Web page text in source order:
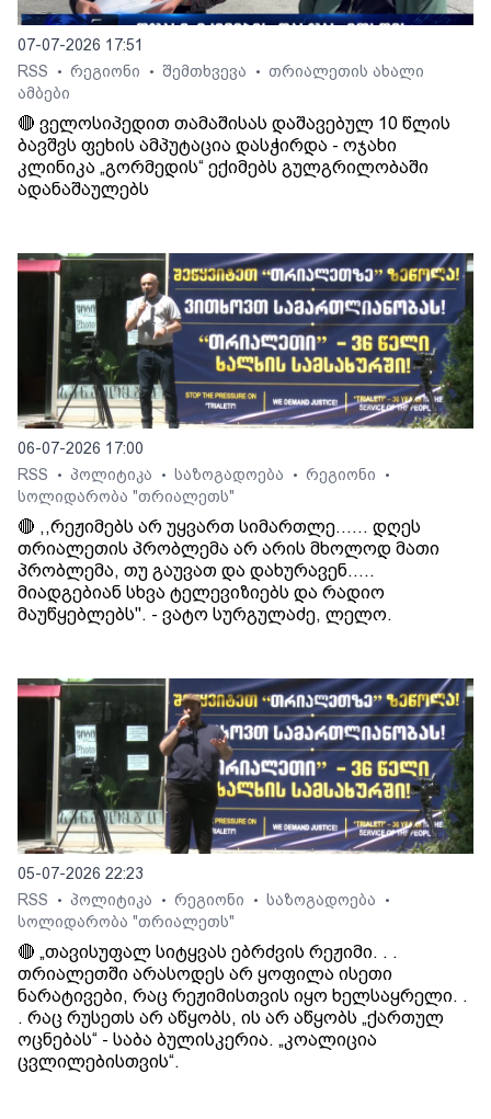
07-07-2026 17:51
RSS
• რეგიონი • შემთხვევა • თრიალეთის ახალი
ამბები
🔴 ველოსიპედით თამაშისას დაშავებულ 10 წლის
ბავშვს ფეხის ამპუტაცია დასჭირდა - ოჯახი
კლინიკა „გორმედის“ ექიმებს გულგრილობაში
ადანაშაულებს
06-07-2026 17:00
RSS
• პოლიტიკა • საზოგადოება • რეგიონი •
სოლიდარობა "თრიალეთს"
🔴 ,,რეჟიმებს არ უყვართ სიმართლე...... დღეს
თრიალეთის პრობლემა არ არის მხოლოდ მათი
პრობლემა, თუ გაუვათ და დახურავენ.....
მიადგებიან სხვა ტელევიზიებს და რადიო
მაუწყებლებს". - ვატო სურგულაძე, ლელო.
05-07-2026 22:23
RSS
• პოლიტიკა • რეგიონი • საზოგადოება •
სოლიდარობა "თრიალეთს"
🔴 „თავისუფალ სიტყვას ებრძვის რეჟიმი. . .
თრიალეთში არასოდეს არ ყოფილა ისეთი
ნარატივები, რაც რეჟიმისთვის იყო ხელსაყრელი. .
. რაც რუსეთს არ აწყობს, ის არ აწყობს „ქართულ
ოცნებას“ - საბა ბულისკერია. „კოალიცია
ცვლილებისთვის“.